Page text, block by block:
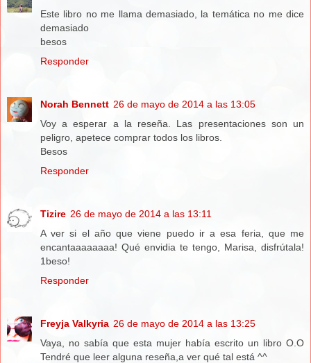
Este libro no me llama demasiado, la temática no me dice
demasiado
besos
Responder
Norah Bennett 26 de mayo de 2014 a las 13:05
Voy a esperar a la reseña. Las presentaciones son un
peligro, apetece comprar todos los libros.
Besos
Responder
Tizire 26 de mayo de 2014 a las 13:11
A ver si el año que viene puedo ir a esa feria, que me
encantaaaaaaaa! Qué envidia te tengo, Marisa, disfrútala!
1beso!
Responder
Freyja Valkyria 26 de mayo de 2014 a las 13:25
Vaya, no sabía que esta mujer había escrito un libro O.O
Tendré que leer alguna reseña,a ver qué tal está ^^